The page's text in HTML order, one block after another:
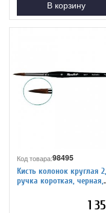
В корзину
Код товара:98495
Кисть колонок круглая
ручка короткая, черная,
1